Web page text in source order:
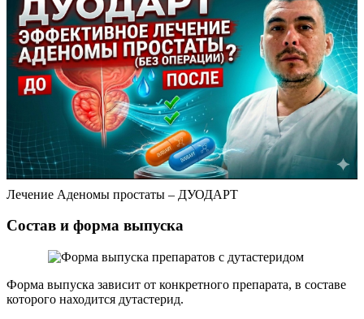
Лечение Аденомы простаты – ДУОДАРТ
Состав и форма выпуска
Форма выпуска зависит от конкретного препарата, в составе
которого находится дутастерид.